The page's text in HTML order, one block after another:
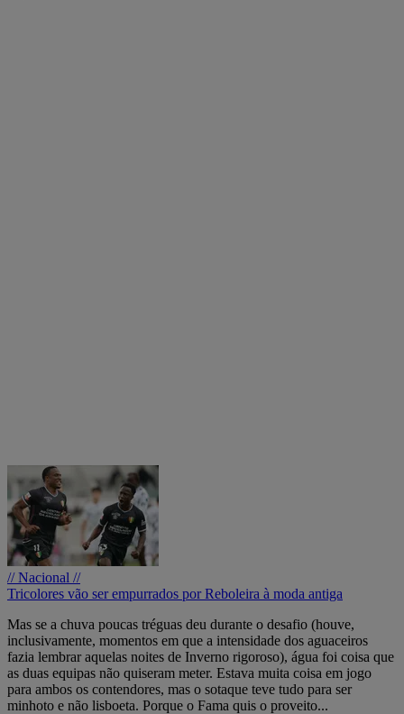
// Nacional //
Tricolores vão ser empurrados por Reboleira à moda antiga
Mas se a chuva poucas tréguas deu durante o desafio (houve,
inclusivamente, momentos em que a intensidade dos aguaceiros
fazia lembrar aquelas noites de Inverno rigoroso), água foi coisa que
as duas equipas não quiseram meter. Estava muita coisa em jogo
para ambos os contendores, mas o sotaque teve tudo para ser
minhoto e não lisboeta. Porque o Fama quis o proveito...